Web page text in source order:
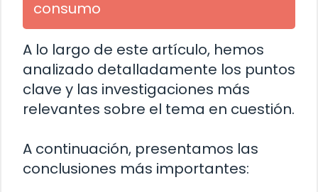
consumo
A lo largo de este artículo, hemos
analizado detalladamente los puntos
clave y las investigaciones más
relevantes sobre el tema en cuestión.
A continuación, presentamos las
conclusiones más importantes: